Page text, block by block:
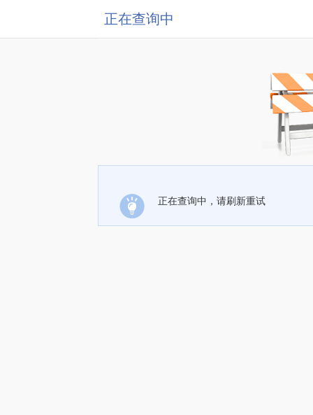
正在查询中
正在查询中，请刷新重试